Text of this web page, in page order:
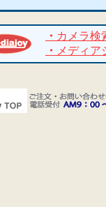
・ カメラ検
・ メディア